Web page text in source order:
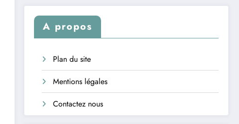
A propos
Plan du site
Mentions légales
Contactez nous